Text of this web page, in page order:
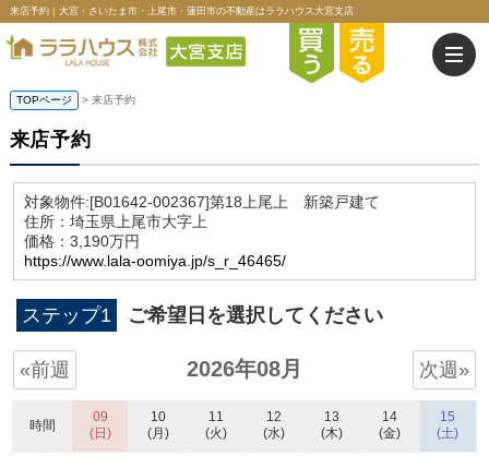
来店予約｜大宮・さいたま市・上尾市・蓮田市の不動産はララハウス大宮支店
TOPページ > 来店予約
来店予約
対象物件:[B01642-002367]第18上尾上 新築戸建て
住所：埼玉県上尾市大字上
価格：3,190万円
https://www.lala-oomiya.jp/s_r_46465/
ステップ1 ご希望日を選択してください
«前週 2026年08月 次週»
時間
09
(日)
10
(月)
11
(火)
12
(水)
13
(木)
14
(金)
15
(土)